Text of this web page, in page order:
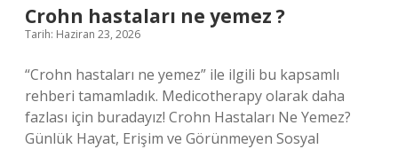
Crohn hastaları ne yemez ?
Tarih: Haziran 23, 2026
“Crohn hastaları ne yemez” ile ilgili bu kapsamlı
rehberi tamamladık. Medicotherapy olarak daha
fazlası için buradayız! Crohn Hastaları Ne Yemez?
Günlük Hayat, Erişim ve Görünmeyen Sosyal